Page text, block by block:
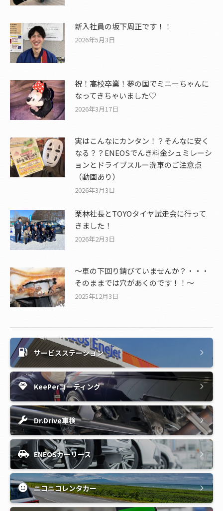
新入社員の坂下周正です！！
2026年5月3日
祝！高校卒業！夢の国でミニーちゃんに
なってきちゃいました♡
2026年3月17日
実はこんなにカンタン！？そんなに安く
なる？？ENEOSでんき料金シュミレーシ
ョンとドライブスルー洗車のご注意点
（動画あり）
2026年3月3日
栗林社長とTOYOタイヤ試走会に行って
きました！
2026年2月3日
～車の下回り錆びていませんか？・・・
そのままでは穴があくのです！！～
2025年12月3日
サービスステーション
KeePerコーティング
Dr.Drive車検
ENEOSカーリース
ニコニコレンタカー